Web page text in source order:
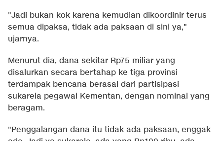
"Jadi bukan kok karena kemudian dikoordinir terus
semua dipaksa, tidak ada paksaan di sini ya,"
ujarnya.
Menurut dia, dana sekitar Rp75 miliar yang
disalurkan secara bertahap ke tiga provinsi
terdampak bencana berasal dari partisipasi
sukarela pegawai Kementan, dengan nominal yang
beragam.
"Penggalangan dana itu tidak ada paksaan, enggak